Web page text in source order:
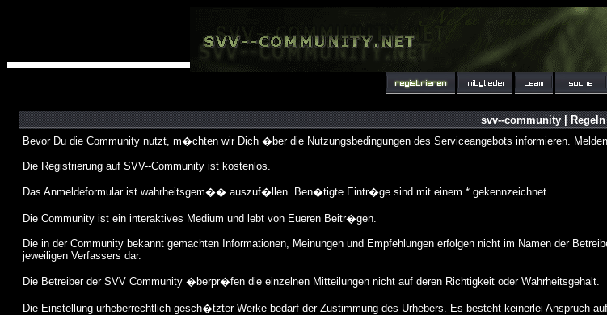
svv--community | Regeln
Bevor Du die Community nutzt, m�chten wir Dich �ber die Nutzungsbedingungen des Serviceangebots informieren.
Die Registrierung auf SVV--Community ist kostenlos.
Das Anmeldeformular ist wahrheitsgem�� auszuf�llen. Ben�tigte Eintr�ge sind mit einem * gekennzeichnet.
Die Community ist ein interaktives Medium und lebt von Eueren Beitr�gen.
Die in der Community bekannt gemachten Informationen, Meinungen und Empfehlungen erfolgen nicht im Namen der
jeweiligen Verfassers dar.
Die Betreiber der SVV Community �berpr�fen die einzelnen Mitteilungen nicht auf deren Richtigkeit oder Wahrheitsgehalt.
Die Einstellung urheberrechtlich gesch�tzter Werke bedarf der Zustimmung des Urhebers. Es besteht keinerlei Anspruch